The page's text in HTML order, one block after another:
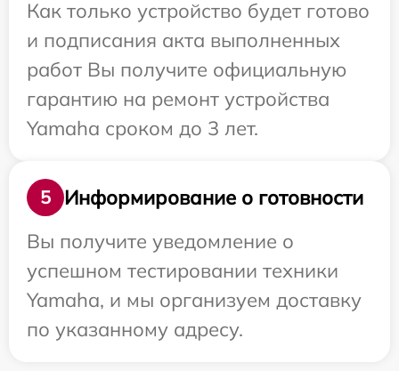
Как только устройство будет готово
и подписания акта выполненных
работ Вы получите официальную
гарантию на ремонт устройства
Yamaha сроком до 3 лет.
5
Информирование о готовности
Вы получите уведомление о
успешном тестировании техники
Yamaha, и мы организуем доставку
по указанному адресу.